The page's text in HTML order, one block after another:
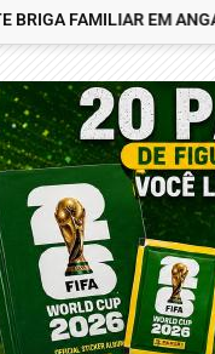
FAMILIAR EM ANGATUBA